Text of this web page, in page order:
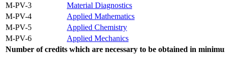
M-PV-3
Material Diagnostics
M-PV-4
Applied Mathematics
M-PV-5
Applied Chemistry
M-PV-6
Applied Mechanics
Number of credits which are necessary to be obtained in